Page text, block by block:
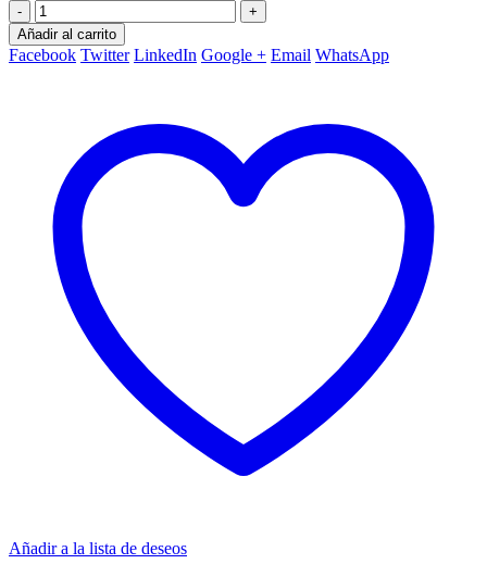
-
+
Añadir al carrito
Facebook Twitter LinkedIn Google + Email WhatsApp
Añadir a la lista de deseos